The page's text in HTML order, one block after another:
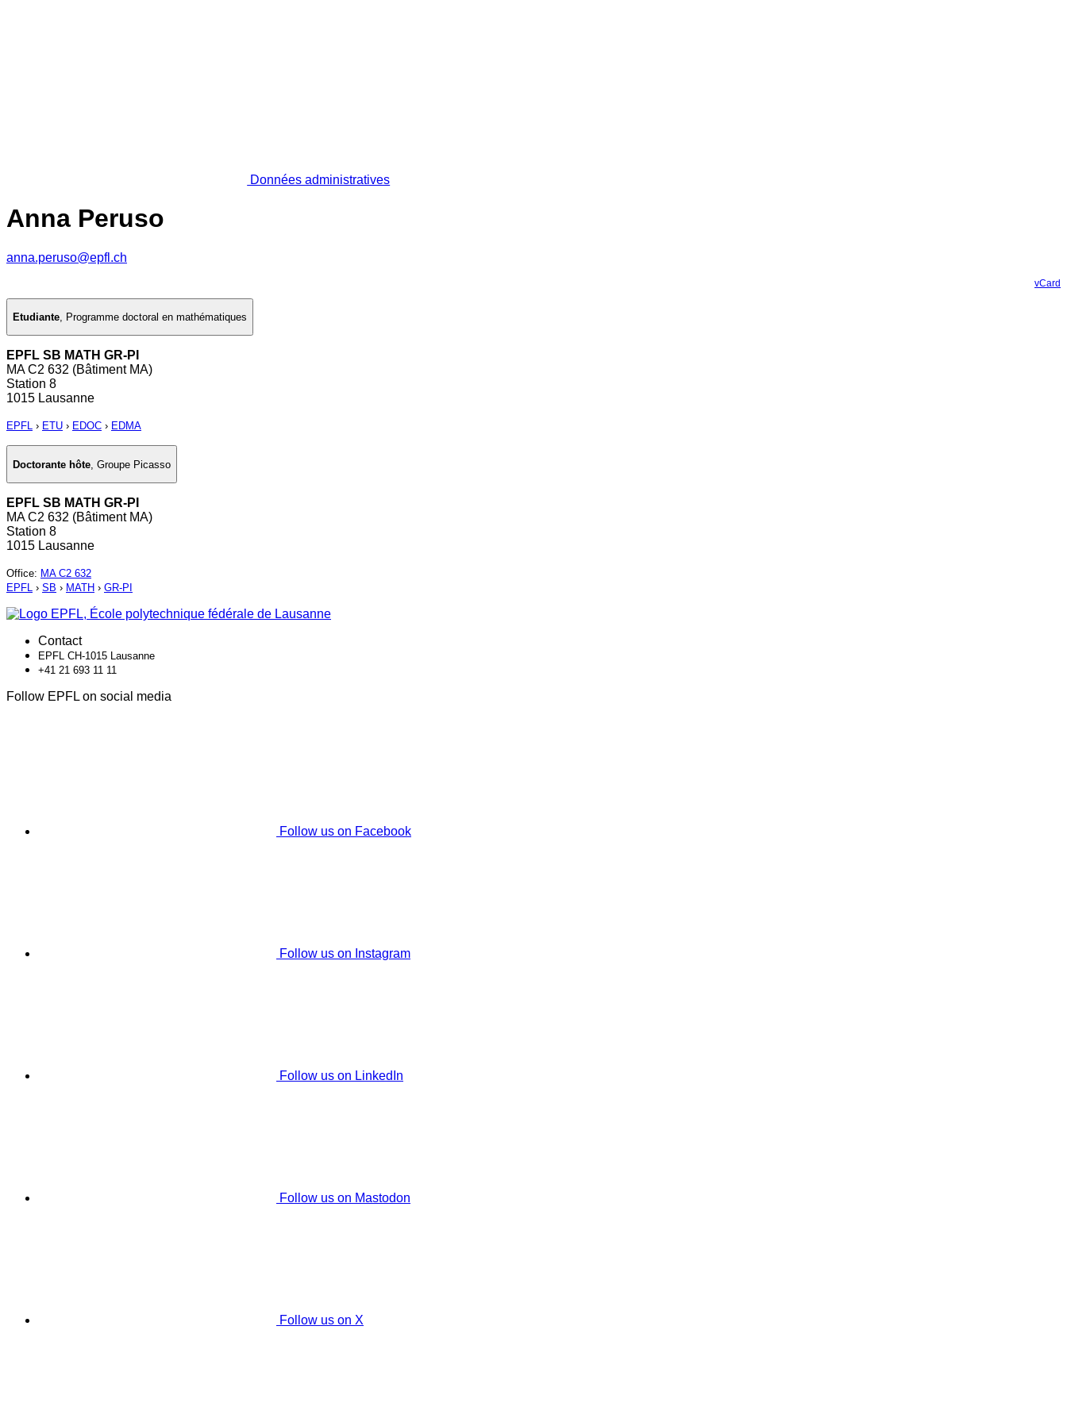
Données administratives
Anna Peruso
anna.peruso@epfl.ch
vCard
Etudiante, Programme doctoral en mathématiques
EPFL SB MATH GR-PI
MA C2 632 (Bâtiment MA)
Station 8
1015 Lausanne
EPFL › ETU › EDOC › EDMA
Doctorante hôte Groupe Picasso
EPFL SB MATH GR-PI
MA C2 632 (Bâtiment MA)
Station 8
1015 Lausanne
Office: MA C2 632
EPFL › SB › MATH › GR-PI
Contact
EPFL CH-1015 Lausanne
+41 21 693 11 11
Follow EPFL on social media
Follow us on Facebook
Follow us on Instagram
Follow us on LinkedIn
Follow us on Mastodon
Follow us on X